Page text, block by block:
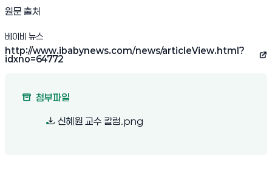
원문 출처
베이비 뉴스
http://www.ibabynews.com/news/articleView.html?
idxno=64772
(새 창 열림)
첨부파일
신혜원 교수 칼럼.png